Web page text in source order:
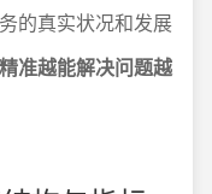
的真实状况和发展
准越能解决问题越